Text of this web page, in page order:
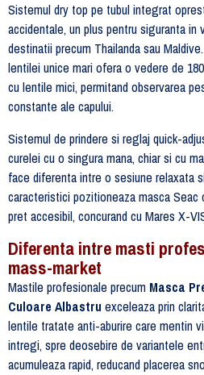
Sistemul dry top pe tubul integrat
accidentale, un plus pentru siguranta in
destinatii precum Thailanda sau
lentilei unice mari ofera o vedere de
cu lentile mici, permitand observarea
constante ale capului.
Sistemul de prindere si reglaj quick-
curelei cu o singura mana, chiar si cu
face diferenta intre o sesiune relaxata
caracteristici pozitioneaza masca Seac
pret accesibil, concurand cu Mares X-
Diferenta intre masti
mass-market
Mastile profesionale precum Masca
Culoare Albastru exceleaza prin
lentile tratate anti-aburire care mentin
intregi, spre deosebire de variantele
acumuleaza rapid, reducand placerea